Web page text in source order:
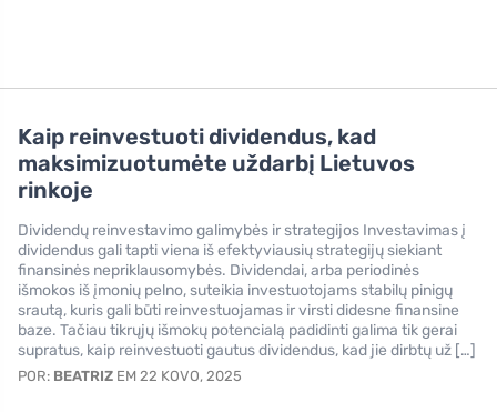
Kaip reinvestuoti dividendus, kad
maksimizuotumėte uždarbį Lietuvos
rinkoje
Dividendų reinvestavimo galimybės ir strategijos Investavimas į
dividendus gali tapti viena iš efektyviausių strategijų siekiant
finansinės nepriklausomybės. Dividendai, arba periodinės
išmokos iš įmonių pelno, suteikia investuotojams stabilų pinigų
srautą, kuris gali būti reinvestuojamas ir virsti didesne finansine
baze. Tačiau tikrųjų išmokų potencialą padidinti galima tik gerai
supratus, kaip reinvestuoti gautus dividendus, kad jie dirbtų už […]
POR: BEATRIZ EM 22 KOVO, 2025